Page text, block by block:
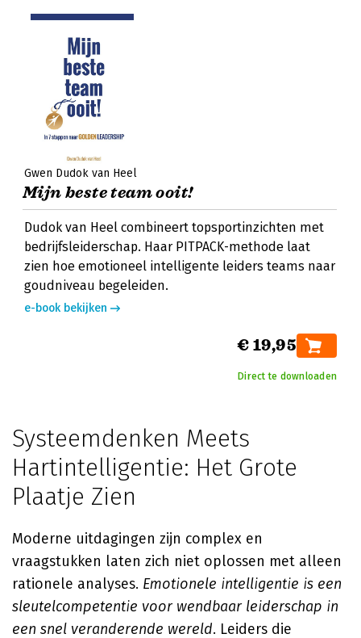
Gwen Dudok van Heel
Mijn beste team ooit!
Dudok van Heel combineert topsportinzichten met
bedrijfsleiderschap. Haar PITPACK-methode laat
zien hoe emotioneel intelligente leiders teams naar
goudniveau begeleiden.
e-book bekijken
€ 19,95
Direct te downloaden
Systeemdenken Meets
Hartintelligentie: Het Grote
Plaatje Zien
Moderne uitdagingen zijn complex en
vraagstukken laten zich niet oplossen met alleen
rationele analyses. Emotionele intelligentie is een
sleutelcompetentie voor wendbaar leiderschap in
een snel veranderende wereld. Leiders die